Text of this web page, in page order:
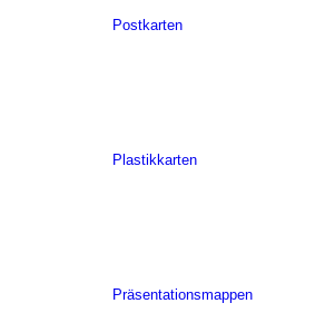
Postkarten
Plastikkarten
Präsentationsmappen